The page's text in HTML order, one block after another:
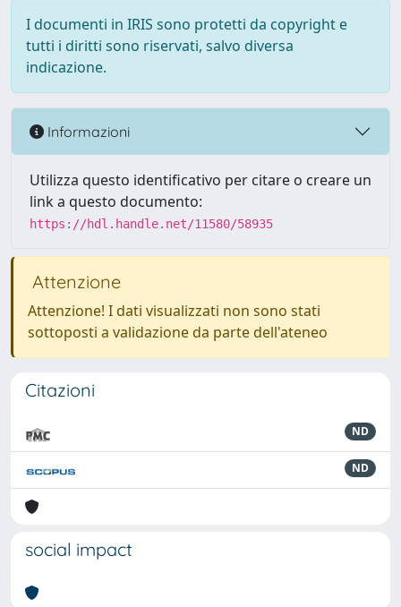
I documenti in IRIS sono protetti da copyright e
tutti i diritti sono riservati, salvo diversa
indicazione.
Informazioni
Utilizza questo identificativo per citare o creare un
link a questo documento:
https://hdl.handle.net/11580/58935
Attenzione
Attenzione! I dati visualizzati non sono stati
sottoposti a validazione da parte dell'ateneo
Citazioni
ND
ND
social impact